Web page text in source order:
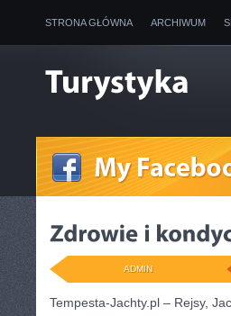
STRONA GŁÓWNA ARCHIWUM
ADMIN
Tempesta-Jachty.pl – Rejsy,